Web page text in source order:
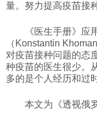
量。努力提高疫苗接
《医生手册》应
（Konstantin
对疫苗接种问题的态
种疫苗的医生很少。
多的是个人经历和过
本文为《透视俄